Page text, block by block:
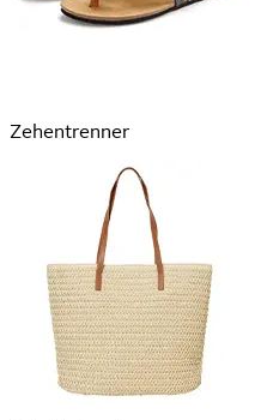
Zehentrenner